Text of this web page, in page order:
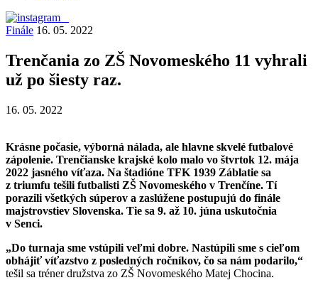
Finále 16. 05. 2022
Trenčania zo ZŠ Novomeského 11 vyhrali
už po šiesty raz.
16. 05. 2022
Krásne počasie, výborná nálada, ale hlavne skvelé futbalové
zápolenie. Trenčianske krajské kolo malo vo štvrtok 12. mája
2022 jasného víťaza. Na štadióne TFK 1939 Záblatie sa
z triumfu tešili futbalisti ZŠ Novomeského v Trenčíne. Tí
porazili všetkých súperov a zaslúžene postupujú do finále
majstrovstiev Slovenska. Tie sa 9. až 10. júna uskutočnia
v Senci.
„Do turnaja sme vstúpili veľmi dobre. Nastúpili sme s cieľom
obhájiť víťazstvo z posledných ročníkov, čo sa nám podarilo,“
tešil sa tréner družstva zo ZŠ Novomeského Matej Chocina.